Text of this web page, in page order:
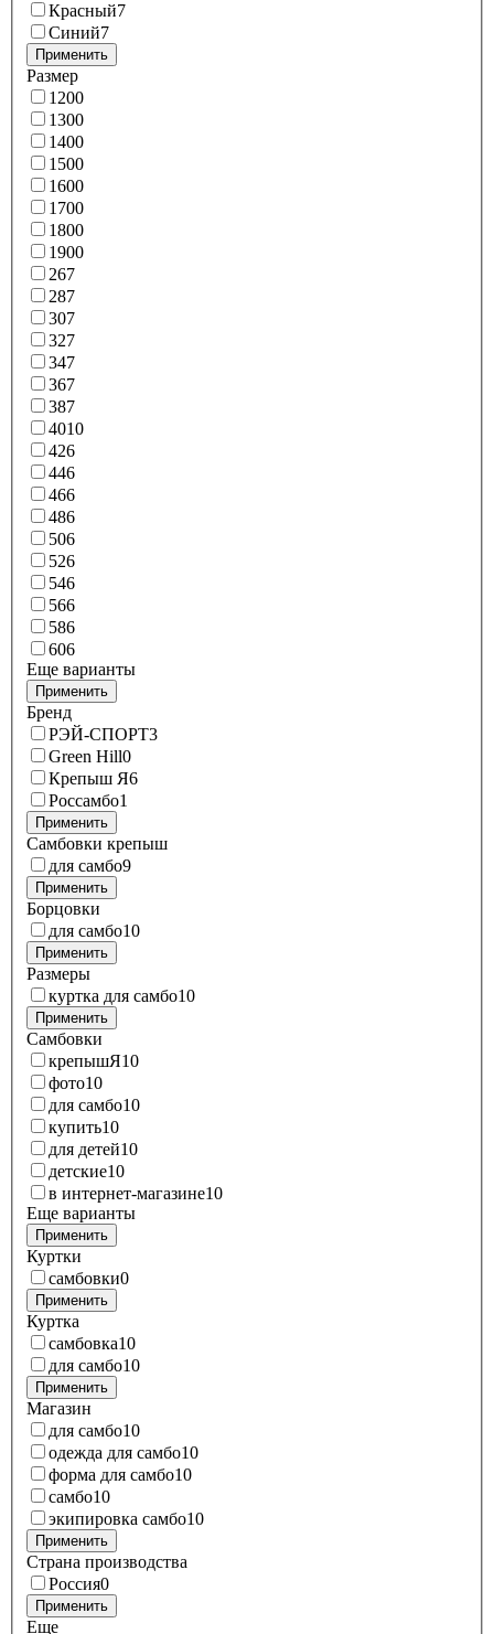
Красный7
Синий7
Применить
Размер
1200
1300
1400
1500
1600
1700
1800
1900
267
287
307
327
347
367
387
4010
426
446
466
486
506
526
546
566
586
606
Еще варианты
Применить
Бренд
РЭЙ-СПОРТ3
Green Hill0
Крепыш Я6
Россамбо1
Применить
Самбовки крепыш
для самбо9
Применить
Борцовки
для самбо10
Применить
Размеры
куртка для самбо10
Применить
Самбовки
крепышЯ10
фото10
для самбо10
купить10
для детей10
детские10
в интернет-магазине10
Еще варианты
Применить
Куртки
самбовки0
Применить
Куртка
самбовка10
для самбо10
Применить
Магазин
для самбо10
одежда для самбо10
форма для самбо10
самбо10
экипировка самбо10
Применить
Страна производства
Россия0
Применить
Еще